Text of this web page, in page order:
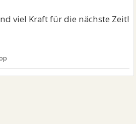
viel Kraft für die nächste Zeit!